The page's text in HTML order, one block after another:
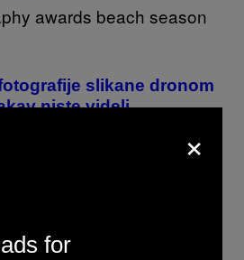
slikane dronom
niste videli
×
for